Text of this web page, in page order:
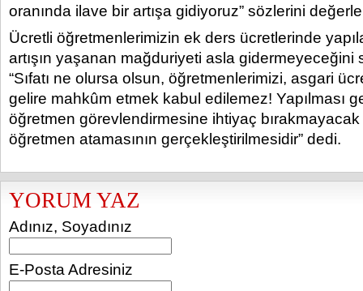
oranında ilave bir artışa gidiyoruz” sözlerini
Ücretli öğretmenlerimizin ek ders ücretlerinde
artışın yaşanan mağduriyeti asla gidermeyeceğini
“Sıfatı ne olursa olsun, öğretmenlerimizi, asgari
gelire mahkûm etmek kabul edilemez! Yapılması
öğretmen görevlendirmesine ihtiyaç bırakmayacak
öğretmen atamasının gerçekleştirilmesidir” dedi.
YORUM YAZ
Adınız, Soyadınız
E-Posta Adresiniz